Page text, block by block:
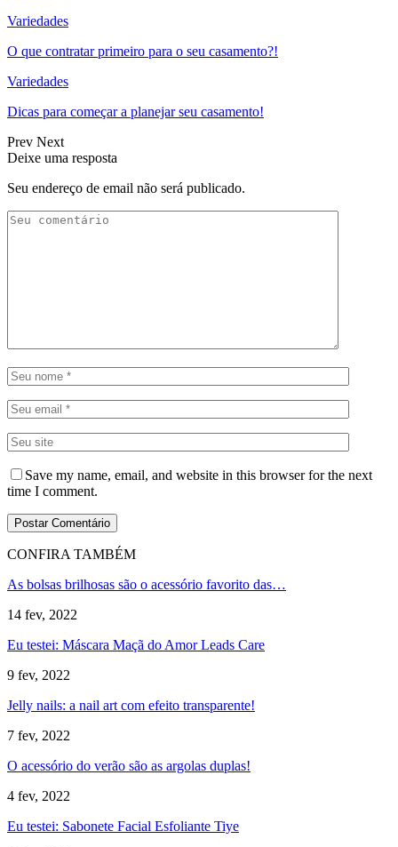
Variedades
O que contratar primeiro para o seu casamento?!
Variedades
Dicas para começar a planejar seu casamento!
Prev Next
Deixe uma resposta
Seu endereço de email não será publicado.
Save my name, email, and website in this browser for the next
time I comment.
CONFIRA TAMBÉM
As bolsas brilhosas são o acessório favorito das…
14 fev, 2022
Eu testei: Máscara Maçã do Amor Leads Care
9 fev, 2022
Jelly nails: a nail art com efeito transparente!
7 fev, 2022
O acessório do verão são as argolas duplas!
4 fev, 2022
Eu testei: Sabonete Facial Esfoliante Tiye